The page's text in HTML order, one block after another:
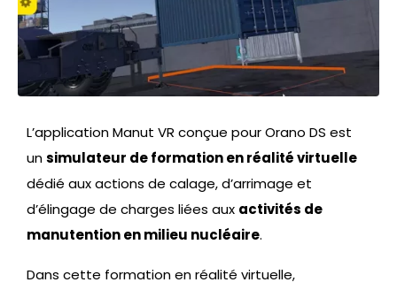
L’application Manut VR conçue pour Orano DS est
unsimulateur de formation en réalité virtuelle
dédié aux actions de calage, d’arrimage et
d’élingage de charges liées aux activités de
manutention en milieu nucléaire.
Dans cette formation en réalité virtuelle,